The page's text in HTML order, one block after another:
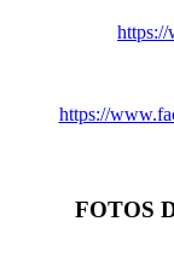
https://
https://
FOTOS